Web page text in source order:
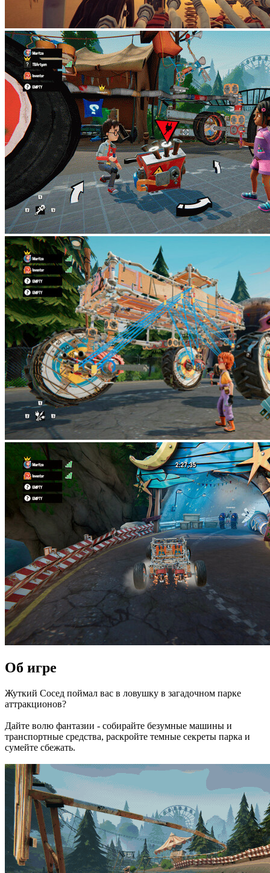
Об игре
Жуткий Сосед поймал вас в ловушку в загадочном парке
аттракционов?
Дайте волю фантазии - собирайте безумные машины и
транспортные средства, раскройте темные секреты парка и
сумейте сбежать.